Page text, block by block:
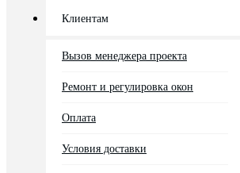
Клиентам
Вызов менеджера проекта
Ремонт и регулировка окон
Оплата
Условия доставки